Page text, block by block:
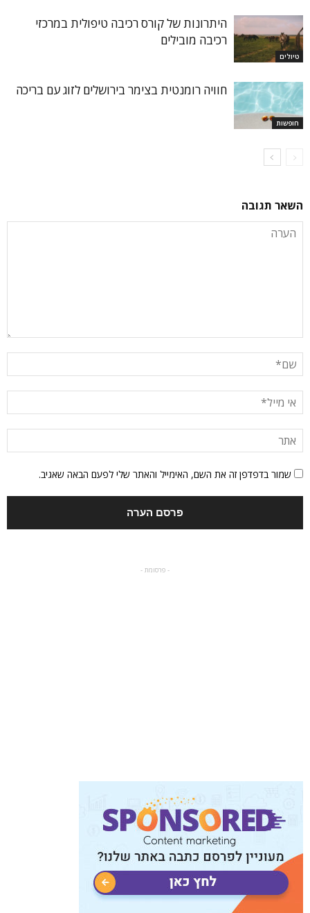
טיולים
היתרונות של קורס רכיבה טיפולית במרכזי
רכיבה מובילים
חופשות
חוויה רומנטית בצימר בירושלים לזוג עם בריכה
השאר תגובה
שמור בדפדפן זה את השם, האימייל והאתר שלי לפעם הבאה שאגיב.
- פרסומת -